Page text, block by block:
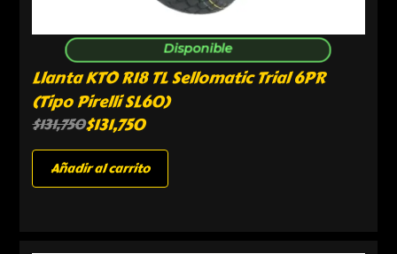
Disponible
Llanta KTO R18 TL Sellomatic Trial 6PR
(Tipo Pirelli SL60)
$131,750$131,750
Añadir al carrito